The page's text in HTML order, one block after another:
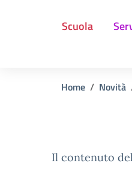
Scuola
Home Novità
Il contenuto